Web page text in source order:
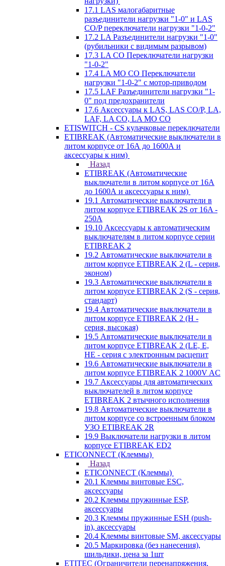
17.1 LAS малогабаритные
разъединители нагрузки "1-0" и LAS
CO/P переключатели нагрузки "1-0-2"
17.2 LA Разъединители нагрузки "1-0"
(рубильники с видимым разрывом)
17.3 LA CO Переключатели нагрузки
"1-0-2"
17.4 LA MO CO Переключатели
нагрузки "1-0-2" с мотор-приводом
17.5 LAF Разъединители нагрузки "1-
0" под предохранители
17.6 Аксессуары к LAS, LAS CO/P, LA,
LAF, LA CO, LA MO CO
ETISWITCH - CS кулачковые переключатели
ETIBREAK (Автоматические выключатели в
литом корпусе от 16А до 1600А и
аксессуары к ним)
Назад
ETIBREAK (Автоматические
выключатели в литом корпусе от 16А
до 1600А и аксессуары к ним)
19.1 Автоматические выключатели в
литом корпусе ETIBREAK 2S от 16A -
250A
19.10 Аксессуары к автоматическим
выключателям в литом корпусе серии
ETIBREAK 2
19.2 Автоматические выключатели в
литом корпусе ETIBREAK 2 (L - серия,
эконом)
19.3 Автоматические выключатели в
литом корпусе ETIBREAK 2 (S - серия,
стандарт)
19.4 Автоматические выключатели в
литом корпусе ETIBREAK 2 (H -
серия, высокая)
19.5 Автоматические выключатели в
литом корпусе ETIBREAK 2 (LE, E,
HE - серия с электронным расцепит
19.6 Автоматические выключатели в
литом корпусе ETIBREAK 2 1000V AC
19.7 Аксессуары для автоматических
выключателей в литом корпусе
ETIBREAK 2 втычного исполнения
19.8 Автоматические выключатели в
литом корпусе со встроенным блоком
УЗО ETIBREAK 2R
19.9 Выключатели нагрузки в литом
корпусе ETIBREAK ED2
ETICONNECT (Клеммы)
Назад
ETICONNECT (Клеммы)
20.1 Клеммы винтовые ESC,
аксессуары
20.2 Клеммы пружинные ESP,
аксессуары
20.3 Клеммы пружинные ESH (push-
in), аксессуары
20.4 Клеммы винтовые SM, аксессуары
20.5 Маркировка (без нанесения),
шильдики, цена за 1шт
ETITEC (Ограничители перенапряжения,